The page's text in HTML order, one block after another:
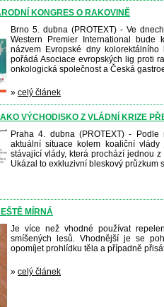
KONGRES O RAKOVINĚ
Brno 5. dubna (PROTEXT) - Ve
Western Premier International
názvem Evropské dny
pořádá Asociace evropských lig proti
onkologická společnost a Česká
» celý článek
VÝCHODISKO Z VLÁDNÍ KRIZE
Praha 4. dubna (PROTEXT) -
aktuální situace kolem koaliční
stávající vlády, která prochází jednou
Ukázal to exkluzivní bleskový průzkum
MÍRNÁ
Je více než vhodné používat
smíšených lesů. Vhodnější je se
opomíjet prohlídku těla a případně
» celý článek